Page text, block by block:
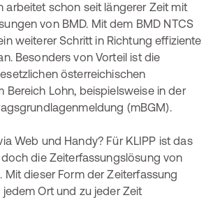
arbeitet schon seit längerer Zeit mit
von BMD. Mit dem BMD NTCS
weiterer Schritt in Richtung effiziente
Besonders von Vorteil ist die
österreichischen
Bereich Lohn, beispielsweise in der
(mBGM).
Web und Handy? Für KLIPP ist das
die Zeiterfassungslösung von
Mit dieser Form der Zeiterfassung
Ort und zu jeder Zeit